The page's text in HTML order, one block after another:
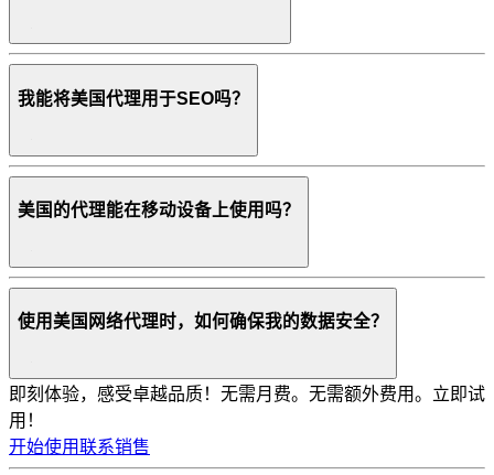
我能将美国代理用于SEO吗？
美国的代理能在移动设备上使用吗？
使用美国网络代理时，如何确保我的数据安全？
即刻体验，感受卓越品质！ 无需月费。无需额外费用。立即试
用！
开始使用联系销售